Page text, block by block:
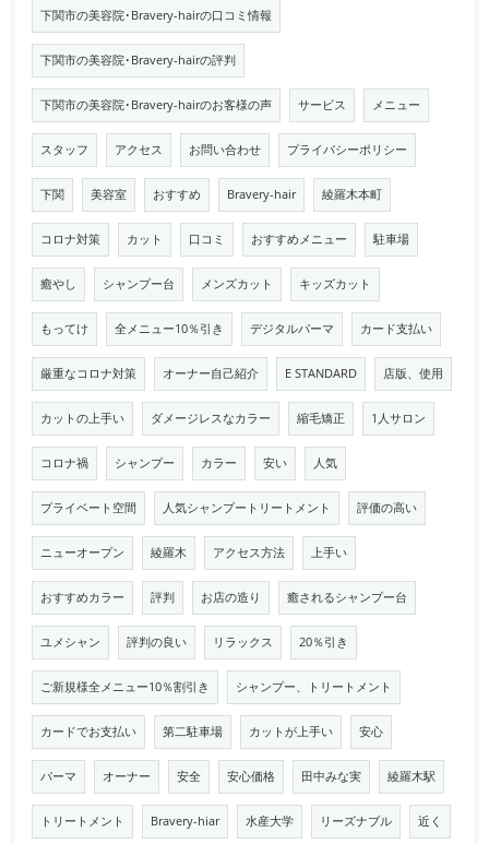
下関市の美容院･Bravery-hairの口コミ情報
下関市の美容院･Bravery-hairの評判
下関市の美容院･Bravery-hairのお客様の声 サービス メニュー
スタッフ アクセス お問い合わせ プライバシーポリシー
下関 美容室 おすすめ Bravery-hair 綾羅木本町
コロナ対策 カット 口コミ おすすめメニュー 駐車場
癒やし シャンプー台 メンズカット キッズカット
もってけ 全メニュー10％引き デジタルパーマ カード支払い
厳重なコロナ対策 オーナー自己紹介 E STANDARD 店版、使用
カットの上手い ダメージレスなカラー 縮毛矯正 1人サロン
コロナ禍 シャンプー カラー 安い 人気
プライベート空間 人気シャンプートリートメント 評価の高い
ニューオープン 綾羅木 アクセス方法 上手い
おすすめカラー 評判 お店の造り 癒されるシャンプー台
ユメシャン 評判の良い リラックス 20％引き
ご新規様全メニュー10％割引き シャンプー、トリートメント
カードでお支払い 第二駐車場 カットが上手い 安心
パーマ オーナー 安全 安心価格 田中みな実 綾羅木駅
トリートメント Bravery-hiar 水産大学 リーズナブル 近く